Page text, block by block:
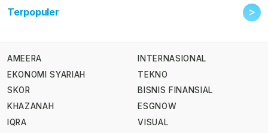
Terpopuler >
AMEERA
EKONOMI SYARIAH
SKOR
KHAZANAH
IQRA
INTERNASIONAL
TEKNO
BISNIS FINANSIAL
ESGNOW
VISUAL